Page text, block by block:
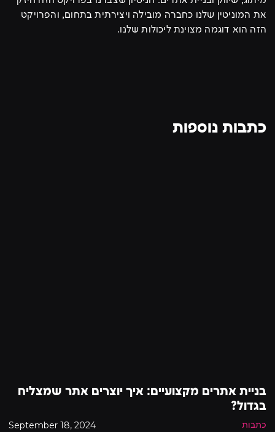
את המוניטין שלנו כחברה מובילה ויצירתית בתחום, והפרויקט
הזה הוא דוגמה מצוינת ליכולות שלנו.
כתבות נוספות
בניית אתרים מקצועיים: איך יוצרים אתר שמצליח
בגדול?
כתבות September 18, 2024